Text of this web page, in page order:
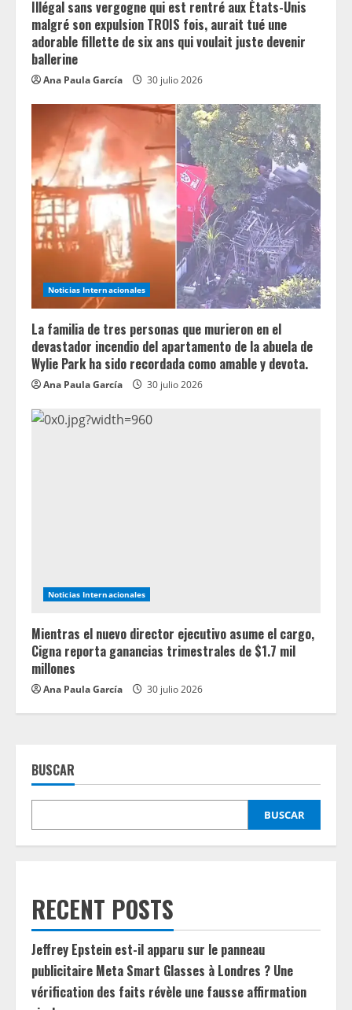
g
Illégal sans vergogne qui est rentré aux États-Unis
malgré son expulsion TROIS fois, aurait tué une
adorable fillette de six ans qui voulait juste devenir
ballerine
Ana Paula García 30 julio 2026
Noticias Internacionales
La familia de tres personas que murieron en el
devastador incendio del apartamento de la abuela de
Wylie Park ha sido recordada como amable y devota.
Ana Paula García 30 julio 2026
Noticias Internacionales
Mientras el nuevo director ejecutivo asume el cargo,
Cigna reporta ganancias trimestrales de $1.7 mil
millones
Ana Paula García 30 julio 2026
BUSCAR
BUSCAR
RECENT POSTS
Jeffrey Epstein est-il apparu sur le panneau
publicitaire Meta Smart Glasses à Londres ? Une
vérification des faits révèle une fausse affirmation